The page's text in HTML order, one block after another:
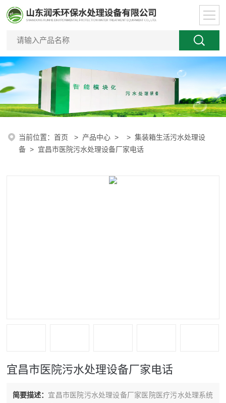
当前位置：首页 > 产品中心 > >集装箱生活污水处理设
备 > 宜昌市医院污水处理设备厂家电话
宜昌市医院污水处理设备厂家电话
简要描述： 宜昌市医院污水处理设备厂家医院医疗污水处理系统